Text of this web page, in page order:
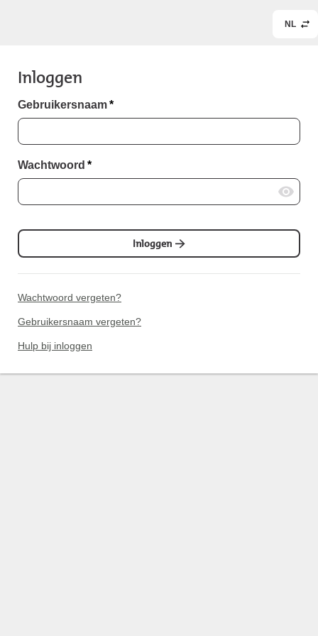
NL
Inloggen
Gebruikersnaam*
Wachtwoord *
Inloggen
Wachtwoord vergeten?
Gebruikersnaam vergeten?
Hulp bij inloggen